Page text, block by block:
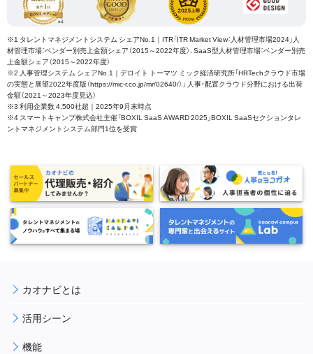
※1 タレントマネジメントシステム シェアNo.1｜ITR「ITR Market View：人材管理市場2024」人
材管理市場：ベンダー別売上金額シェア（2015～2022年度）、SaaS型人材管理市場：ベンダー別売
上金額シェア（2015～2022年度）
※2 人事管理システム シェアNo.1｜デロイト トーマツ ミック経済研究所「HRTechクラウド市場
の実態と展望2022年度版（https://mic-r.co.jp/mr/02640/）」 人事・配置クラウド分野における出荷
金額（2021～2023年度見込）
※3 利用企業数 4,500社超｜2025年9月末時点
※4 スマートキャンプ株式会社主催「BOXIL SaaS AWARD 2025」BOXIL SaaSセクションタレ
ントマネジメントシステム部門1位を受賞
カオナビとは
活用シーン
機能